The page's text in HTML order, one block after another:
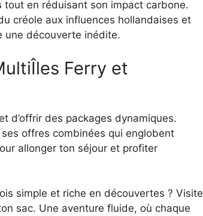
tout en réduisant son impact carbone.
créole aux influences hollandaises et
une découverte inédite.
Ferry et
d’offrir des packages dynamiques.
offres combinées qui englobent
allonger ton séjour et profiter
simple et riche en découvertes ? Visite
sac. Une aventure fluide, où chaque